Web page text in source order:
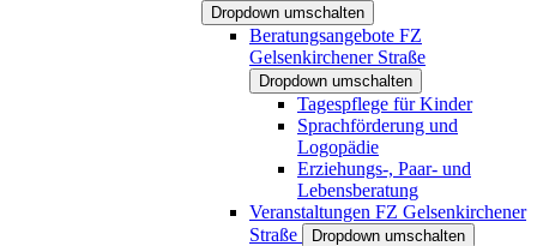
Dropdown umschalten
Beratungsangebote FZ
Gelsenkirchener Straße
Dropdown umschalten
Tagespflege für Kinder
Sprachförderung und
Logopädie
Erziehungs-, Paar- und
Lebensberatung
Veranstaltungen FZ Gelsenkirchener
Straße
Dropdown umschalten